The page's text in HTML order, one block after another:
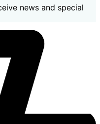
news and special